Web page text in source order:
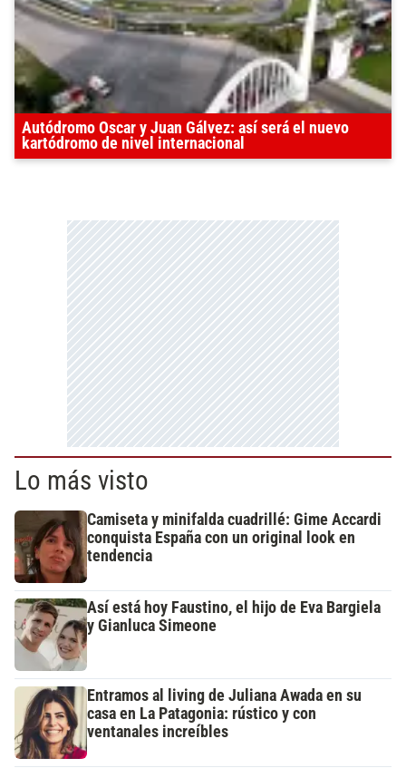
Autódromo Oscar y Juan Gálvez: así será el nuevo
kartódromo de nivel internacional
Lo más visto
Camiseta y minifalda cuadrillé: Gime Accardi
conquista España con un original look en
tendencia
Así está hoy Faustino, el hijo de Eva Bargiela
y Gianluca Simeone
Entramos al living de Juliana Awada en su
casa en La Patagonia: rústico y con
ventanales increíbles